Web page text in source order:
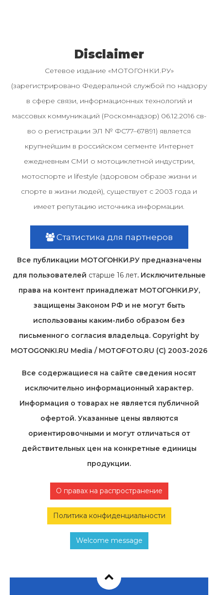
Disclaimer
Сетевое издание «МОТОГОНКИ.РУ»
(зарегистрировано Федеральной службой по надзору
в сфере связи, информационных технологий и
массовых коммуникаций (Роскомнадзор) 06.12.2016 св-
во о регистрации ЭЛ № ФС77–67891) является
крупнейшим в российском сегменте Интернет
ежедневным СМИ о мотоциклетной индустрии,
мотоспорте и lifestyle (здоровом образе жизни и
спорте в жизни людей), существует с 2003 года и
имеет репутацию источника информации.
Статистика для партнеров
Все публикации МОТОГОНКИ.РУ предназначены
для пользователей старше 16 лет. Исключительные
права на контент принадлежат МОТОГОНКИ.РУ,
защищены Законом РФ и не могут быть
использованы каким-либо образом без
письменного согласия владельца. Copyright by
MOTOGONKI.RU Media / MOTOFOTO.RU (C) 2003-2026
Все содержащиеся на cайте сведения носят
исключительно информационный характер.
Информация о товарах не является публичной
офертой. Указанные цены являются
ориентировочными и могут отличаться от
действительных цен на конкретные единицы
продукции.
О правах на распространение
Политика конфиденциальности
Welcome message